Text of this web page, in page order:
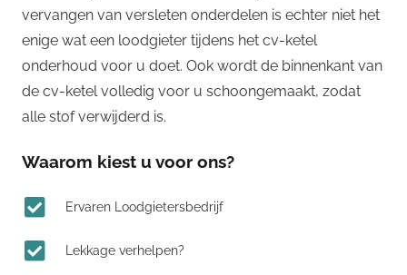
vervangen van versleten onderdelen is echter niet het
enige wat een loodgieter tijdens het cv-ketel
onderhoud voor u doet. Ook wordt de binnenkant van
de cv-ketel volledig voor u schoongemaakt, zodat
alle stof verwijderd is.
Waarom kiest u voor ons?
Ervaren Loodgietersbedrijf
Lekkage verhelpen?